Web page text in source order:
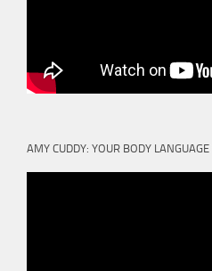
AMY CUDDY: YOUR BODY